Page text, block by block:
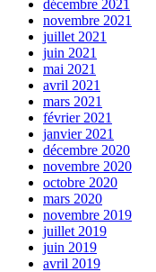
décembre 2021
novembre 2021
juillet 2021
juin 2021
mai 2021
avril 2021
mars 2021
février 2021
janvier 2021
décembre 2020
novembre 2020
octobre 2020
mars 2020
novembre 2019
juillet 2019
juin 2019
avril 2019